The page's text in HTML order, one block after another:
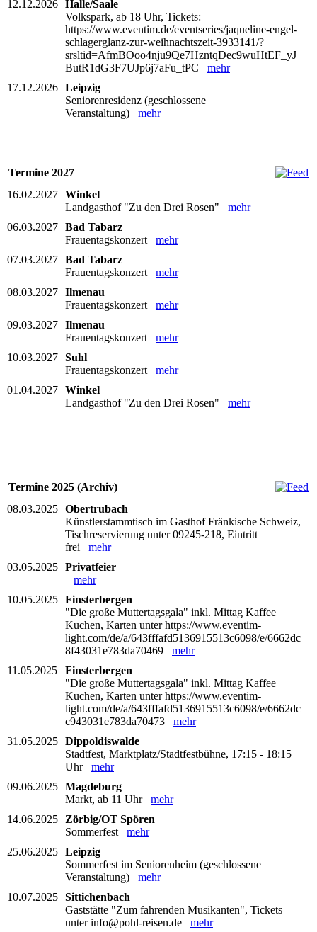
12.12.2026 Halle/Saale
Volkspark, ab 18 Uhr, Tickets:
https://www.eventim.de/eventseries/jaqueline-engel-
schlagerglanz-zur-weihnachtszeit-3933141/?
srsltid=AfmBOoo4nju9Qe7HzntqDec9wuHtEF_yJ
ButR1dG3F7UJp6j7aFu_tPC mehr
17.12.2026 Leipzig
Seniorenresidenz (geschlossene
Veranstaltung) mehr
Termine 2027
16.02.2027 Winkel
Landgasthof "Zu den Drei Rosen" mehr
06.03.2027 Bad Tabarz
Frauentagskonzert mehr
07.03.2027 Bad Tabarz
Frauentagskonzert mehr
08.03.2027 Ilmenau
Frauentagskonzert mehr
09.03.2027 Ilmenau
Frauentagskonzert mehr
10.03.2027 Suhl
Frauentagskonzert mehr
01.04.2027 Winkel
Landgasthof "Zu den Drei Rosen" mehr
Termine 2025 (Archiv)
08.03.2025 Obertrubach
Künstlerstammtisch im Gasthof Fränkische Schweiz,
Tischreservierung unter 09245-218, Eintritt
frei mehr
03.05.2025 Privatfeier
mehr
10.05.2025 Finsterbergen
"Die große Muttertagsgala" inkl. Mittag Kaffee
Kuchen, Karten unter https://www.eventim-
light.com/de/a/643fffafd5136915513c6098/e/6662dc
8f43031e783da70469 mehr
11.05.2025
Finsterbergen
"Die große Muttertagsgala" inkl. Mittag Kaffee
Kuchen, Karten unter https://www.eventim-
light.com/de/a/643fffafd5136915513c6098/e/6662dc
c943031e783da70473 mehr
31.05.2025 Dippoldiswalde
Stadtfest, Marktplatz/Stadtfestbühne, 17:15 - 18:15
Uhr mehr
09.06.2025 Magdeburg
Markt, ab 11 Uhr mehr
14.06.2025
Zörbig/OT Spören
Sommerfest mehr
25.06.2025 Leipzig
Sommerfest im Seniorenheim (geschlossene
Veranstaltung) mehr
10.07.2025 Sittichenbach
Gaststätte "Zum fahrenden Musikanten", Tickets
unter info@pohl-reisen.de mehr